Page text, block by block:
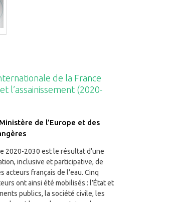
de la France
l’assainissement (2020-
de l’Europe et des
2020-2030 est le résultat d’une
inclusive et participative, de
acteurs français de l’eau. Cinq
ont ainsi été mobilisés : l’État et
publics, la société civile, les